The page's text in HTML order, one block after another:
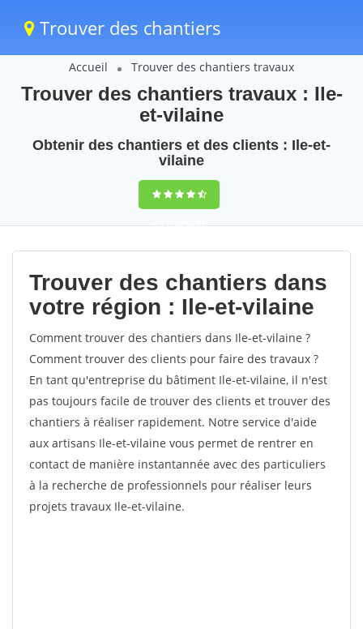
Trouver des chantiers
Accueil Trouver des chantiers travaux
Trouver des chantiers travaux : Ile-
et-vilaine
Obtenir des chantiers et des clients : Ile-et-
vilaine
9,5(100%)61
votes
Trouver des chantiers dans
votre région : Ile-et-vilaine
Comment trouver des chantiers dans Ile-et-vilaine ?
Comment trouver des clients pour faire des travaux ?
En tant qu'entreprise du bâtiment Ile-et-vilaine, il n'est
pas toujours facile de trouver des clients et trouver des
chantiers à réaliser rapidement. Notre service d'aide
aux artisans Ile-et-vilaine vous permet de rentrer en
contact de manière instantannée avec des particuliers
à la recherche de professionnels pour réaliser leurs
projets travaux Ile-et-vilaine.